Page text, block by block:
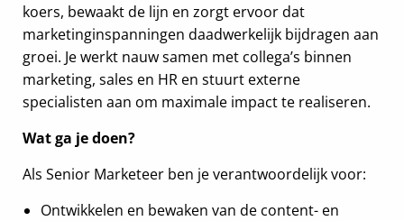
koers, bewaakt de lijn en zorgt ervoor dat
marketinginspanningen daadwerkelijk bijdragen aan
groei. Je werkt nauw samen met collega’s binnen
marketing, sales en HR en stuurt externe
specialisten aan om maximale impact te realiseren.
Wat ga je doen?
Als Senior Marketeer ben je verantwoordelijk voor:
Ontwikkelen en bewaken van de content- en